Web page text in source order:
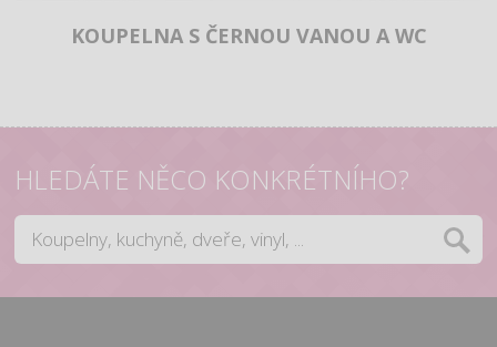
KOUPELNA S ČERNOU VANOU A WC
HLEDÁTE NĚCO KONKRÉTNÍHO?